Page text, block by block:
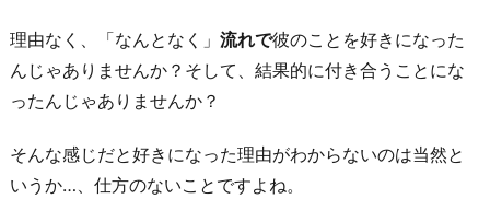
理由なく、「なんとなく」 流れで彼のことを好きになった
んじゃありませんか？そして、結果的に付き合うことにな
ったんじゃありませんか？
そんな感じだと好きになった理由がわからないのは当然と
いうか…、仕方のないことですよね。